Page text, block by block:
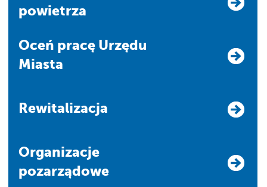
powietrza
Oceń pracę Urzędu
Miasta
Rewitalizacja
Organizacje
pozarządowe